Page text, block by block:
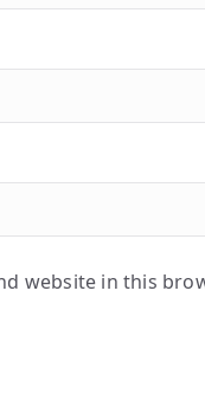
website in this